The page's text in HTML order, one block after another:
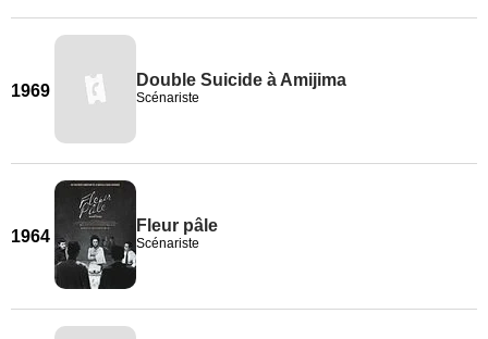
1969
Double Suicide à Amijima
Scénariste
1964
Fleur pâle
Scénariste